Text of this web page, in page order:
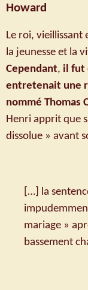
Howard
Le roi, vieillissant
la jeunesse et la
Cependant, il fut
entretenait une
nommé Thomas
Henri apprit que
dissolue » avant
[…] la
mariage »
bassement